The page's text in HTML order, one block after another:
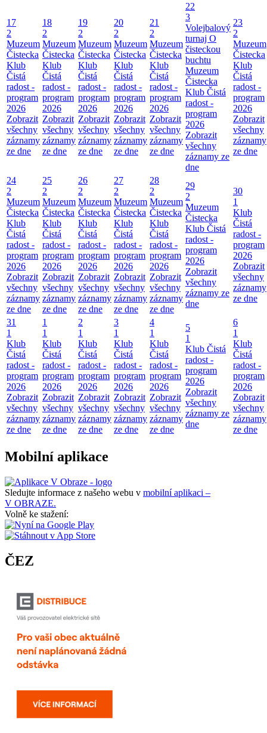
17
2
Muzeum
Čistecka
Klub
Čistá
radost -
program
2026
Zobrazit
všechny
záznamy
ze dne
18
2
Muzeum
Čistecka
Klub
Čistá
radost -
program
2026
Zobrazit
všechny
záznamy
ze dne
19
2
Muzeum
Čistecka
Klub
Čistá
radost -
program
2026
Zobrazit
všechny
záznamy
ze dne
20
2
Muzeum
Čistecka
Klub
Čistá
radost -
program
2026
Zobrazit
všechny
záznamy
ze dne
21
2
Muzeum
Čistecka
Klub
Čistá
radost -
program
2026
Zobrazit
všechny
záznamy
ze dne
22
3
Volejbalový
turnaj O
čisteckou
buchtu
Muzeum
Čistecka
Klub Čistá
radost -
program
2026
Zobrazit
všechny
záznamy ze
dne
23
2
Muzeum
Čistecka
Klub
Čistá
radost -
program
2026
Zobrazit
všechny
záznamy
ze dne
24
2
Muzeum
Čistecka
Klub
Čistá
radost -
program
2026
Zobrazit
všechny
záznamy
ze dne
25
2
Muzeum
Čistecka
Klub
Čistá
radost -
program
2026
Zobrazit
všechny
záznamy
ze dne
26
2
Muzeum
Čistecka
Klub
Čistá
radost -
program
2026
Zobrazit
všechny
záznamy
ze dne
27
2
Muzeum
Čistecka
Klub
Čistá
radost -
program
2026
Zobrazit
všechny
záznamy
ze dne
28
2
Muzeum
Čistecka
Klub
Čistá
radost -
program
2026
Zobrazit
všechny
záznamy
ze dne
29
2
Muzeum
Čistecka
Klub Čistá
radost -
program
2026
Zobrazit
všechny
záznamy ze
dne
30
1
Klub
Čistá
radost -
program
2026
Zobrazit
všechny
záznamy
ze dne
31
1
Klub
Čistá
radost -
program
2026
Zobrazit
všechny
záznamy
ze dne
1
1
Klub
Čistá
radost -
program
2026
Zobrazit
všechny
záznamy
ze dne
2
1
Klub
Čistá
radost -
program
2026
Zobrazit
všechny
záznamy
ze dne
3
1
Klub
Čistá
radost -
program
2026
Zobrazit
všechny
záznamy
ze dne
4
1
Klub
Čistá
radost -
program
2026
Zobrazit
všechny
záznamy
ze dne
5
1
Klub Čistá
radost -
program
2026
Zobrazit
všechny
záznamy ze
dne
6
1
Klub
Čistá
radost -
program
2026
Zobrazit
všechny
záznamy
ze dne
Mobilní aplikace
Sledujte informace z našeho webu v mobilní aplikaci –
V OBRAZE.
Volně ke stažení:
ČEZ